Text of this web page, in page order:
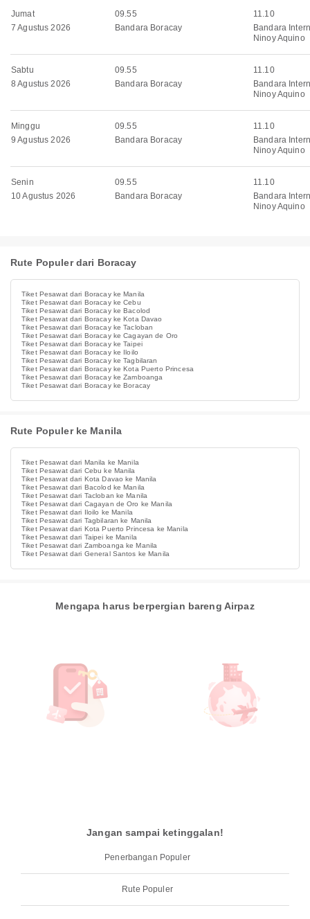
Jumat
7 Agustus 2026
09.55
Bandara Boracay
11.10
Bandara
Ninoy Aquino
Sabtu
8 Agustus 2026
09.55
Bandara Boracay
11.10
Bandara
Ninoy Aquino
Minggu
9 Agustus 2026
09.55
Bandara Boracay
11.10
Bandara
Ninoy Aquino
Senin
10 Agustus 2026
09.55
Bandara Boracay
11.10
Bandara
Ninoy Aquino
Rute Populer dari Boracay
Tiket Pesawat dari Boracay ke Manila
Tiket Pesawat dari Boracay ke Cebu
Tiket Pesawat dari Boracay ke Bacolod
Tiket Pesawat dari Boracay ke Kota Davao
Tiket Pesawat dari Boracay ke Tacloban
Tiket Pesawat dari Boracay ke Cagayan de Oro
Tiket Pesawat dari Boracay ke Taipei
Tiket Pesawat dari Boracay ke Iloilo
Tiket Pesawat dari Boracay ke Tagbilaran
Tiket Pesawat dari Boracay ke Kota Puerto Princesa
Tiket Pesawat dari Boracay ke Zamboanga
Tiket Pesawat dari Boracay ke Boracay
Rute Populer ke Manila
Tiket Pesawat dari Manila ke Manila
Tiket Pesawat dari Cebu ke Manila
Tiket Pesawat dari Kota Davao ke Manila
Tiket Pesawat dari Bacolod ke Manila
Tiket Pesawat dari Tacloban ke Manila
Tiket Pesawat dari Cagayan de Oro ke Manila
Tiket Pesawat dari Iloilo ke Manila
Tiket Pesawat dari Tagbilaran ke Manila
Tiket Pesawat dari Kota Puerto Princesa ke Manila
Tiket Pesawat dari Taipei ke Manila
Tiket Pesawat dari Zamboanga ke Manila
Tiket Pesawat dari General Santos ke Manila
Mengapa harus berpergian bareng Airpaz
Jangan sampai ketinggalan!
Penerbangan Populer
Rute Populer